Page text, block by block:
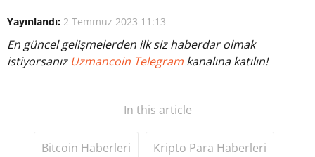
Yayınlandı: 2 Temmuz 2023 11:13
En güncel gelişmelerden ilk siz haberdar olmak
istiyorsanız Uzmancoin Telegram kanalına katılın!
In this article
Bitcoin Haberleri Kripto Para Haberleri